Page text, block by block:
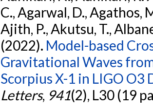
C., Agarwal, D., Agathos,
Ajith, P., Akutsu, T.,
(2022). Model-based
Gravitational Waves
Scorpius X-1 in LIGO O3
Letters, 941(2), L30 (19